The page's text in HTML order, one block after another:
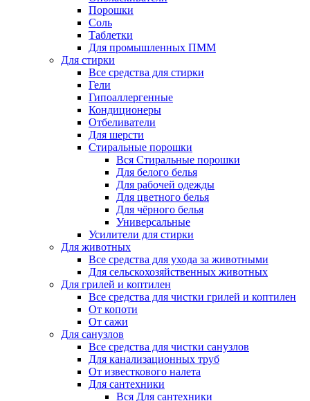
Порошки
Соль
Таблетки
Для промышленных ПММ
Для стирки
Все средства для стирки
Гели
Гипоаллергенные
Кондиционеры
Отбеливатели
Для шерсти
Стиральные порошки
Вся Стиральные порошки
Для белого белья
Для рабочей одежды
Для цветного белья
Для чёрного белья
Универсальные
Усилители для стирки
Для животных
Все средства для ухода за животными
Для сельскохозяйственных животных
Для грилей и коптилен
Все средства для чистки грилей и коптилен
От копоти
От сажи
Для санузлов
Все средства для чистки санузлов
Для канализационных труб
От известкового налета
Для сантехники
Вся Для сантехники